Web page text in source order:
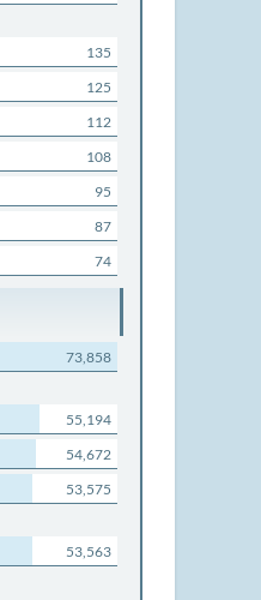
135
125
112
108
95
87
74
73,858
55,194
54,672
53,575
53,563